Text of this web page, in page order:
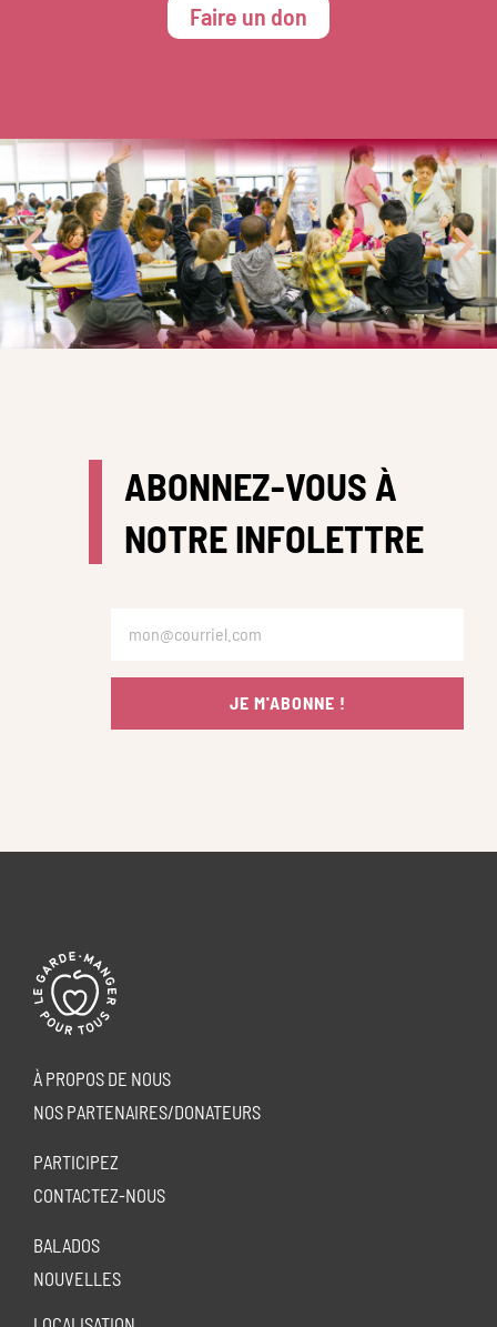
Faire un don
ABONNEZ-VOUS À
NOTRE INFOLETTRE
JE M'ABONNE !
À PROPOS DE NOUS
NOS PARTENAIRES/DONATEURS
PARTICIPEZ
CONTACTEZ-NOUS
BALADOS
NOUVELLES